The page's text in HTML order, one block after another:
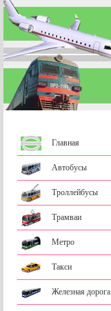
Главная
Автобусы
Троллейбусы
Трамваи
Метро
Такси
Железная дорога